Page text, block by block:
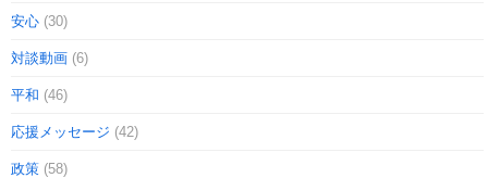
安心 (30)
対談動画 (6)
平和 (46)
応援メッセージ (42)
政策 (58)